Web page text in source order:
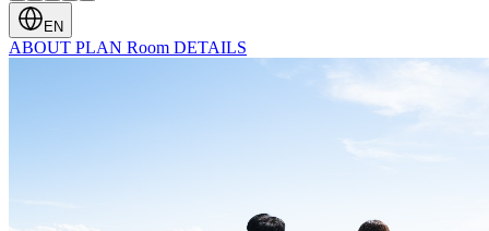
EN
ABOUT PLAN Room DETAILS